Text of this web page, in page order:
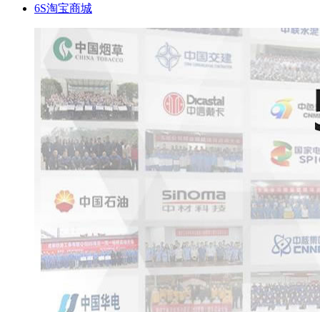
6S淘宝商城